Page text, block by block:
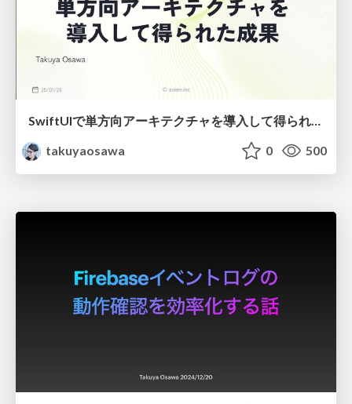
SwiftUIで単方向アーキテクチャを導入して得られた成果
takuyaosawa
0 500